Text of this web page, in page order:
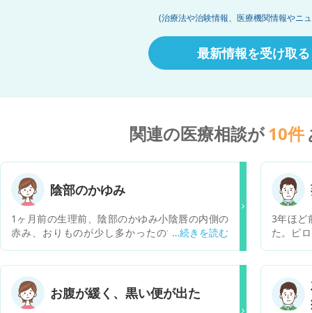
(治療法や治験情報、医療機関情報やニ
最新情報を受け取る
関連の医療相談が10件
陰部のかゆみ
1ヶ月前の生理前、陰部のかゆみ小陰唇の内側の
赤み、おりものが少し多かったので婦人科を受
痒みがでてきて、小陰唇の内側が赤くなって外陰
部も赤くなっています。排卵日前後でおりものは
多めです。先月は内側のみで外陰部は赤みや痒み
3年ほど
た。ピ
上あた
月胃腸
は、タ
お腹が緩く、黒い便が出た